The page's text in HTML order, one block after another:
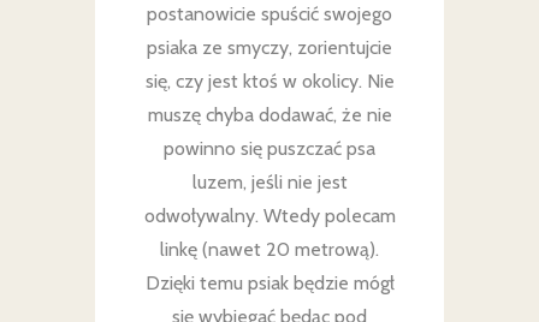
postanowicie spuścić swojego
psiaka ze smyczy, zorientujcie
się, czy jest ktoś w okolicy. Nie
muszę chyba dodawać, że nie
powinno się puszczać psa
luzem, jeśli nie jest
odwoływalny. Wtedy polecam
linkę (nawet 20 metrową).
Dzięki temu psiak będzie mógł
się wybiegać będąc pod